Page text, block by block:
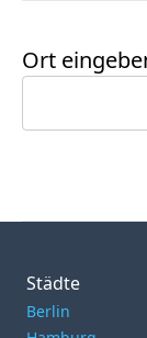
Ort
Städte
Berlin